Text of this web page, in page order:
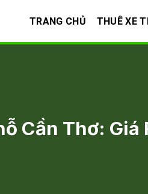
TRANG CHỦ THUÊ XE
Cần Thơ: